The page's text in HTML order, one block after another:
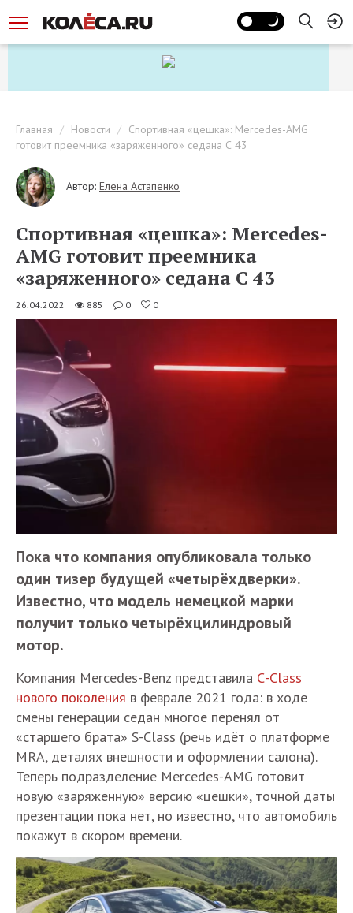
Главная Новости
Спортивная «цешка»: Mercedes-AMG
готовит преемника «заряженного» седана С 43
Автор: Елена Астапенко
Спортивная «цешка»: Mercedes-
AMG готовит преемника
«заряженного» седана С 43
26.04.2022 885 0 0
Пока что компания опубликовала только
один тизер будущей «четырёхдверки».
Известно, что модель немецкой марки
получит только четырёхцилиндровый
мотор.
Компания Mercedes-Benz представила С-Class
нового поколения в феврале 2021 года: в ходе
смены генерации седан многое перенял от
«старшего брата» S-Class (речь идёт о платформе
MRA, деталях внешности и оформлении салона).
Теперь подразделение Mercedes-AMG готовит
новую «заряженную» версию «цешки», точной даты
презентации пока нет, но известно, что автомобиль
покажут в скором времени.